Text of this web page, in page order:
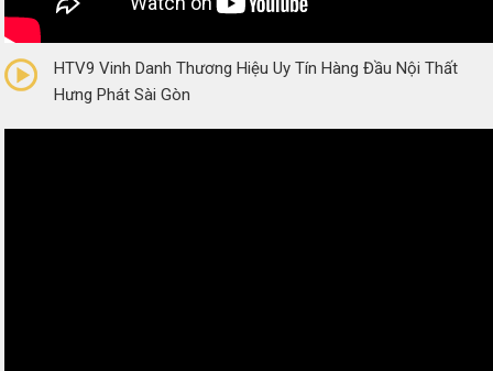
(0 Reviews)
HTV9 Vinh Danh Thương Hiệu Uy Tín Hàng Đầu Nội Thất
Hưng Phát Sài Gòn